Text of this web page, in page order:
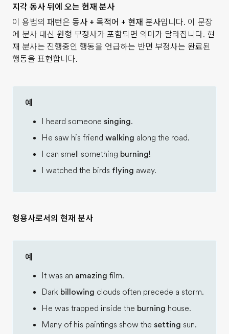
지각 동사 뒤에 오는 현재 분사
이 용법의 패턴은 동사 + 목적어 + 현재 분사입니다. 이 문장
에 분사 대신 원형 부정사가 포함되면 의미가 달라집니다. 현
재 분사는 진행중인 행동을 언급하는 반면 부정사는 완료된
행동을 표현합니다.
예
I heard someone singing.
He saw his friend walking along the road.
I can smell something burning!
I watched the birds flying away.
형용사로서의 현재 분사
예
It was an amazing film.
Dark billowing clouds often precede a storm.
He was trapped inside the burning house.
Many of his paintings show the setting sun.